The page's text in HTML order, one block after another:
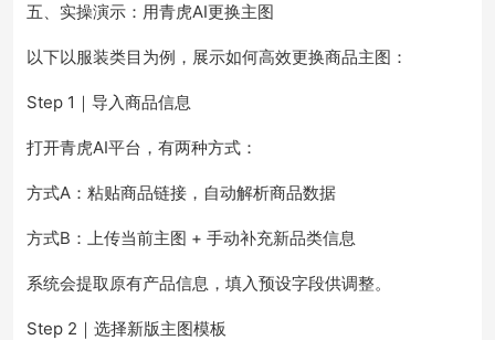
五、实操演示：用青虎AI更换主图
以下以服装类目为例，展示如何高效更换商品主图：
Step 1｜导入商品信息
打开青虎AI平台，有两种方式：
方式A：粘贴商品链接，自动解析商品数据
方式B：上传当前主图 + 手动补充新品类信息
系统会提取原有产品信息，填入预设字段供调整。
Step 2｜选择新版主图模板